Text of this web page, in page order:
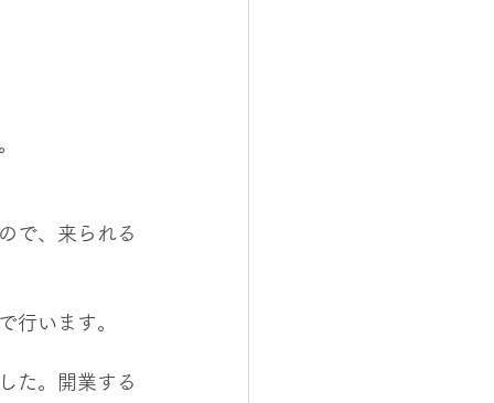
で、来られる
行います。
た。開業する